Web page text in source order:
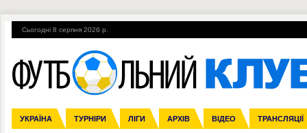
Сьогодні 8 серпня 2026 р.
УКРАЇНА ТУРНІРИ ЛІГИ АРХІВ ВІДЕО ТРАНСЛЯЦІЇ
Збірна Прем'єр-ліга Перша ліга Друга ліга Кубок України
Англія Іспанія Італія Німеччина Франція Інші
ЧС-2014 ЄВРО-2016 Росія Кубок конфедерацій ЧЄ-2015 (U-
Гарячі теми УПЛ, 2-й тур ВІЙНА УПЛ-ПЕРЕХОДИ